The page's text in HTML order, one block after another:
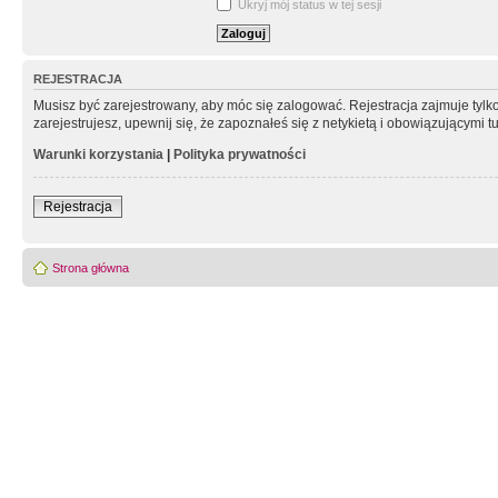
Ukryj mój status w tej sesji
REJESTRACJA
Musisz być zarejestrowany, aby móc się zalogować. Rejestracja zajmuje
zarejestrujesz, upewnij się, że zapoznałeś się z netykietą i obowiązującymi
Warunki korzystania | Polityka prywatności
Rejestracja
Strona główna